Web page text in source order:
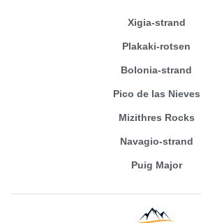
Xigia-strand
Plakaki-rotsen
Bolonia-strand
Pico de las Nieves
Mizithres Rocks
Navagio-strand
Puig Major